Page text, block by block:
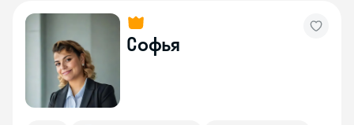
Софья